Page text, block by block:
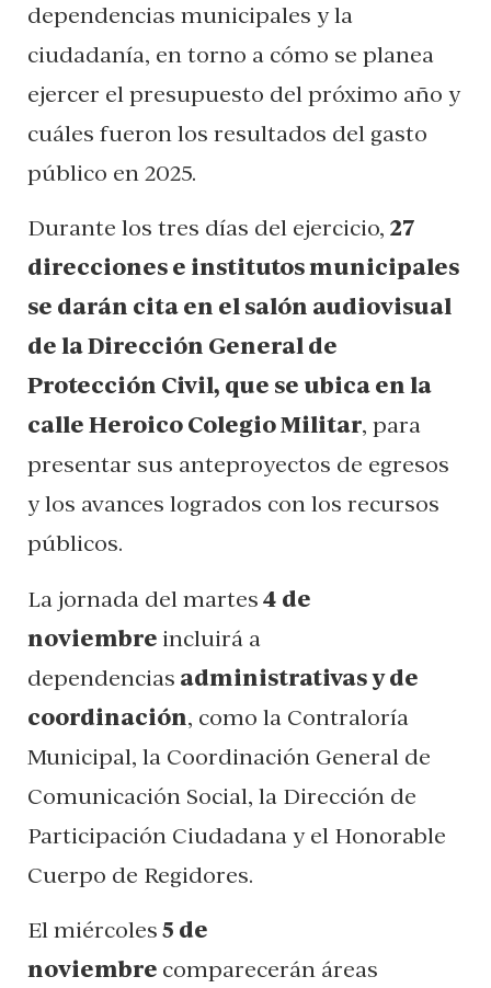
dependencias municipales y la
ciudadanía, en torno a cómo se planea
ejercer el presupuesto del próximo año y
cuáles fueron los resultados del gasto
público en 2025.
Durante los tres días del ejercicio, 27
direcciones e institutos municipales
se darán cita en el salón audiovisual
de la Dirección General de
Protección Civil, que se ubica en la
calle Heroico Colegio Militar, para
presentar sus anteproyectos de egresos
y los avances logrados con los recursos
públicos.
La jornada del martes 4 de
noviembre incluirá a
dependencias administrativas y de
coordinación, como la Contraloría
Municipal, la Coordinación General de
Comunicación Social, la Dirección de
Participación Ciudadana y el Honorable
Cuerpo de Regidores.
El miércoles 5 de
noviembre comparecerán áreas